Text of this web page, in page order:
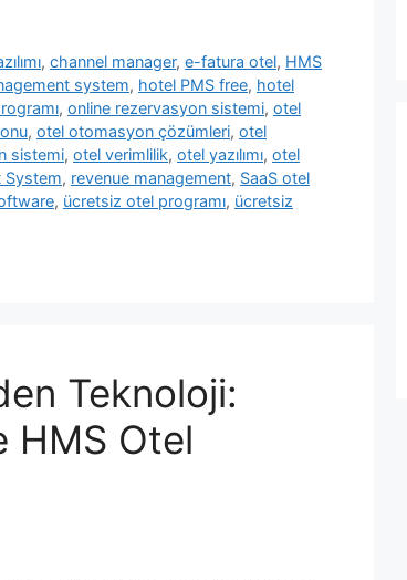
,channel manager,e-fatura otel, HMS
system, hotel PMS free, hotel
, online rezervasyon sistemi, otel
, otel otomasyon çözümleri, otel
sistemi, otel verimlilik, otel yazılımı, otel
System, revenue management, SaaS otel
, ücretsiz otel programı, ücretsiz
Teknoloji:
HMS Otel